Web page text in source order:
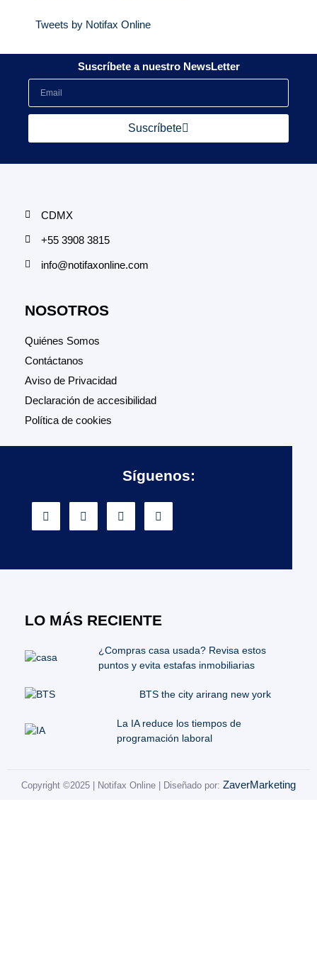
Tweets by Notifax Online
Suscríbete a nuestro NewsLetter
Suscríbete
CDMX
+55 3908 3815
info@notifaxonline.com
NOSOTROS
Quiénes Somos
Contáctanos
Aviso de Privacidad
Declaración de accesibilidad
Política de cookies
Síguenos:
LO MÁS RECIENTE
¿Compras casa usada? Revisa estos
puntos y evita estafas inmobiliarias
BTS the city arirang new york
La IA reduce los tiempos de
programación laboral
Copyright ©2025 | Notifax Online | Diseñado por: ZaverMarketing